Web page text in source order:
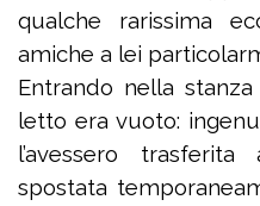
qualche rarissima
amiche a lei
Entrando nella
letto era vuoto:
l’avessero
spostata